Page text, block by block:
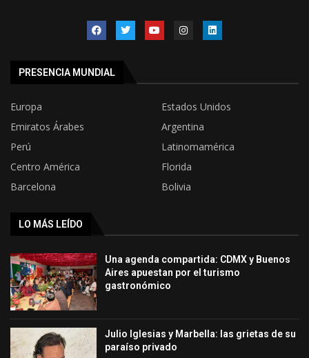
PRESENCIA MUNDIAL
Europa
Estados Unidos
Emiratos Árabes
Argentina
Perú
Latinomamérica
Centro América
Florida
Barcelona
Bolivia
LO MÁS LEÍDO
Una agenda compartida: CDMX y Buenos
Aires apuestan por el turismo
gastronómico
Julio Iglesias y Marbella: las grietas de su
paraíso privado